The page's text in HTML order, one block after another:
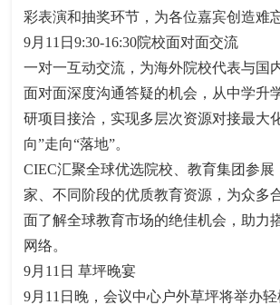
彩表演和抽奖环节，为各位嘉宾创造难
9月11日9:30-16:30院校面对面交流
一对一互动交流，为海外院校代表与国
面对面深度沟通答疑的机会，从中学升
研项目接洽，实现多层次资源对接最大
向”走向“落地”。
CIEC汇聚全球优选院校、教育集团参展
家、不同阶段的优质教育资源，为众多
面了解全球教育市场的绝佳机会，助力
网络。
9月11日 草坪晚宴
9月11日晚，会议中心户外草坪将举办